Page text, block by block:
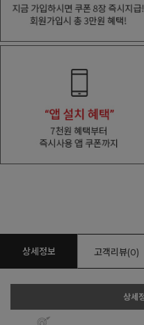
상세정보 고객리뷰(0)
상세